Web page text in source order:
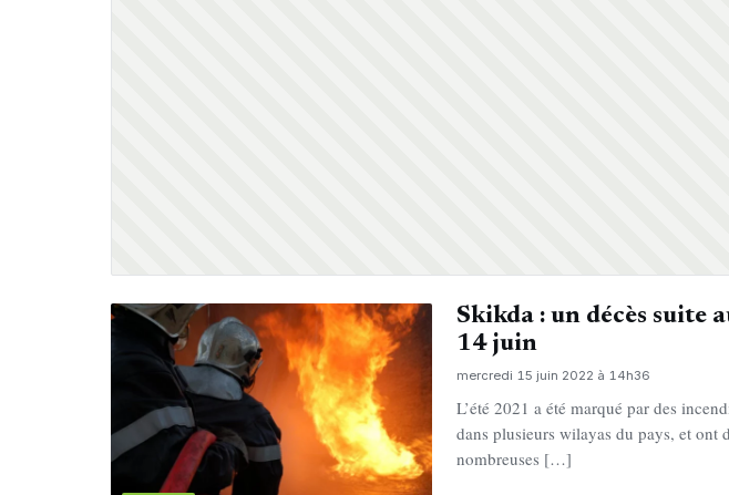
Skikda : un décès suite
14 juin
mercredi 15 juin 2022 à 14h36
L’été 2021 a été marqué par des
dans plusieurs wilayas du pays, et ont
nombreuses […]